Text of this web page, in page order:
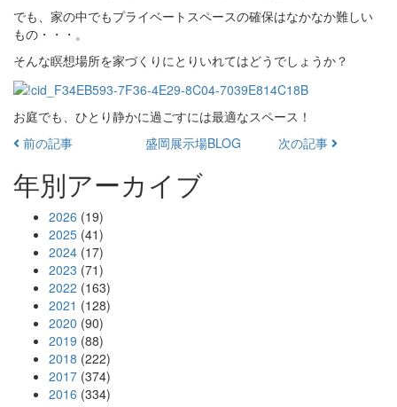
でも、家の中でもプライベートスペースの確保はなかなか難しい
もの・・・。
そんな瞑想場所を家づくりにとりいれてはどうでしょうか？
お庭でも、ひとり静かに過ごすには最適なスペース！
前の記事
盛岡展示場BLOG 次の記事
年別アーカイブ
2026 (19)
2025 (41)
2024 (17)
2023 (71)
2022 (163)
2021 (128)
2020 (90)
2019 (88)
2018 (222)
2017 (374)
2016 (334)